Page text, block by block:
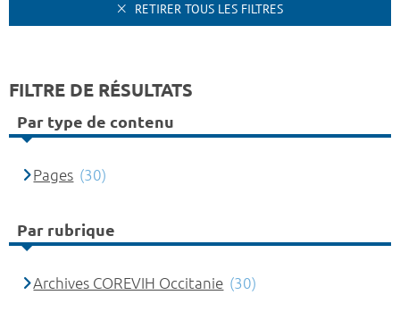
RETIRER TOUS LES FILTRES
FILTRE DE RÉSULTATS
Par type de contenu
Pages (30)
Par rubrique
Archives COREVIH Occitanie (30)